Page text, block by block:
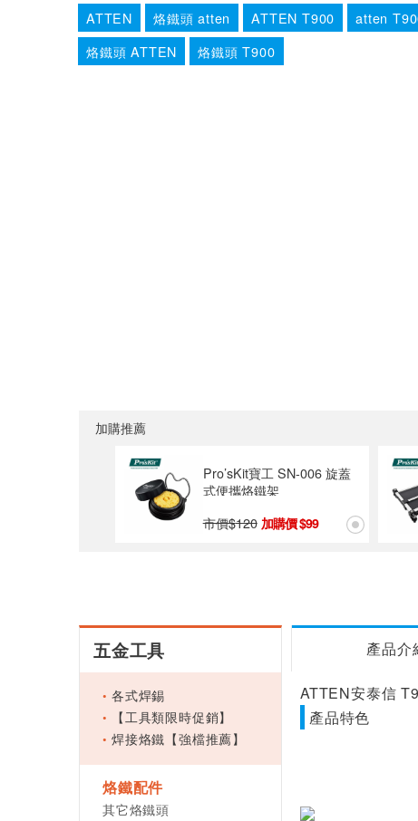
ATTEN
烙鐵頭 atten ATTEN T900
atten
烙鐵頭 ATTEN
烙鐵頭 T900
加購推薦
Pro’sKit寶工 SN-006 旋蓋
式便攜烙鐵架
市價$120 99
五金工具
各式焊錫
【工具類限時促銷】
焊接烙鐵【強檔推薦】
烙鐵配件
其它烙鐵頭
產品介
ATTEN安泰信
產品特色